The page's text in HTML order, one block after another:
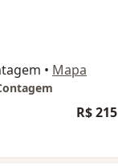
• Mapa
R$ 215